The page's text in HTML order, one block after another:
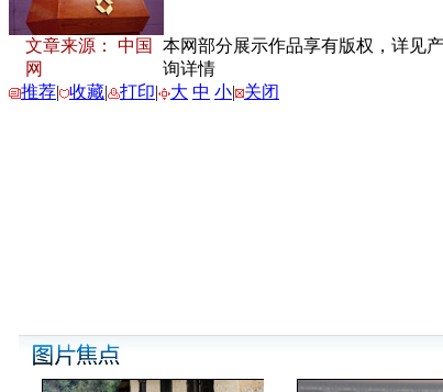
文章来源： 中国
网
本网部分展示作品享有版权，详见
询详情
推荐| 收藏| 打印| 大 中 小| 关闭